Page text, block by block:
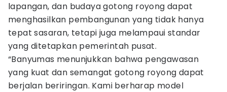
lapangan, dan budaya gotong royong dapat
menghasilkan pembangunan yang tidak hanya
tepat sasaran, tetapi juga melampaui standar
yang ditetapkan pemerintah pusat.
“Banyumas menunjukkan bahwa pengawasan
yang kuat dan semangat gotong royong dapat
berjalan beriringan. Kami berharap model